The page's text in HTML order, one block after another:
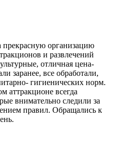
прекрасную организацию
и развлечений
отличная цена-
заранее, все обработали,
гигиенических норм.
аттракционе всегда
внимательно следили за
правил. Обращались к